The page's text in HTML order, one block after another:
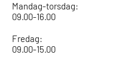
Mandag-torsdag:
09.00-16.00​
Fredag:
09.00-15.00